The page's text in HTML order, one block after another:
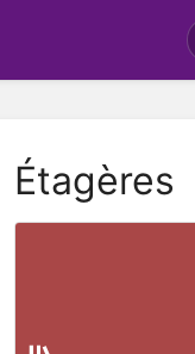
Étagères